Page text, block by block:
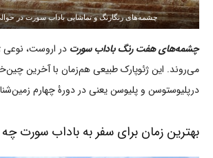
چشمه‌های رنگارنگ و تماشایی باداب سورت در
چشمه‌های هفت رنگ باداب سورت در اروست، نوعی
می‌روند. این ژئوپارک طبیعی هم‌زمان با آخرین
درپلیوستوسن و پلیوسن یعنی در دورۀ چهارم
بهترین زمان برای سفر به باداب سورت